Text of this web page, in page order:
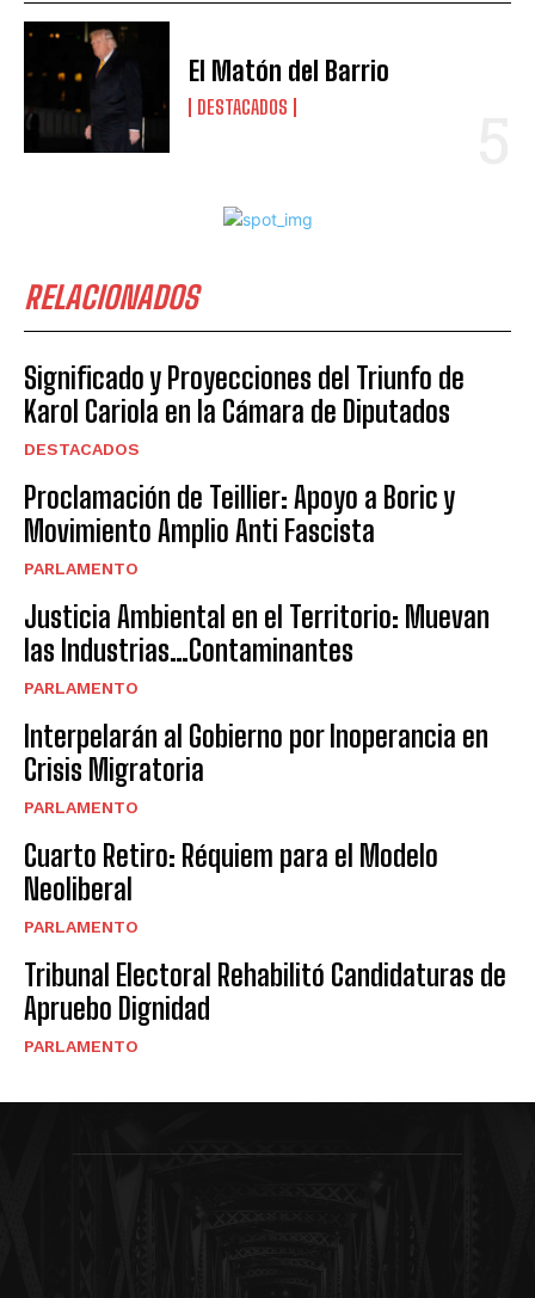
El Matón del Barrio
DESTACADOS
RELACIONADOS
Significado y Proyecciones del Triunfo de
Karol Cariola en la Cámara de Diputados
DESTACADOS
Proclamación de Teillier: Apoyo a Boric y
Movimiento Amplio Anti Fascista
PARLAMENTO
Justicia Ambiental en el Territorio: Muevan
las Industrias…Contaminantes
PARLAMENTO
Interpelarán al Gobierno por Inoperancia en
Crisis Migratoria
PARLAMENTO
Cuarto Retiro: Réquiem para el Modelo
Neoliberal
PARLAMENTO
Tribunal Electoral Rehabilitó Candidaturas de
Apruebo Dignidad
PARLAMENTO